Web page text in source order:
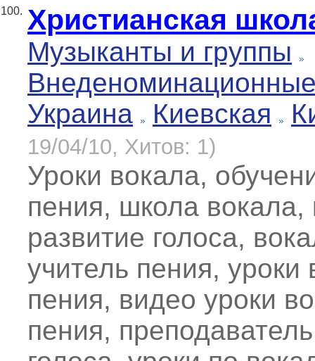
100. Христианская
Музыканты и группы
Украина
Киевская
19/04/10, Хитов: 1)
Уроки вокала,
пения, школа вокала,
развитие голоса,
учитель пения, уроки
пения, видео уроки
пения,